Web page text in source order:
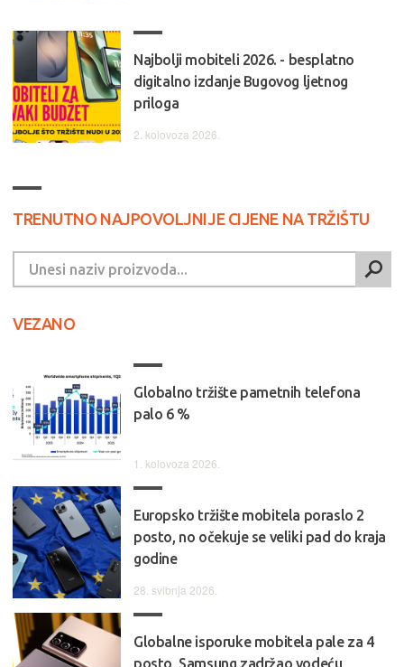
Najbolji mobiteli 2026. - besplatno
digitalno izdanje Bugovog ljetnog
priloga
2. kolovoza 2026.
TRENUTNO NAJPOVOLJNIJE CIJENE NA TRŽIŠTU
VEZANO
Globalno tržište pametnih telefona
palo 6 %
1. kolovoza 2026.
Europsko tržište mobitela poraslo 2
posto, no očekuje se veliki pad do kraja
godine
28. svibnja 2026.
Globalne isporuke mobitela pale za 4
posto, Samsung zadržao vodeću